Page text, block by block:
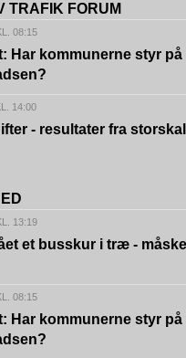
TRAFIK FORUM
08:15
Har kommunerne styr
14:00
- resultater fra
13:19
et busskur i træ -
08:15
Har kommunerne styr